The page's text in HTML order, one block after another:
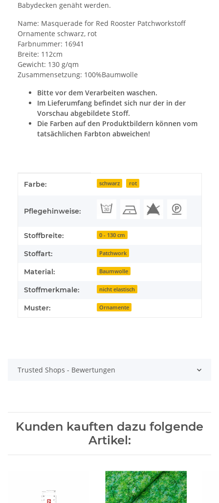
Babydecken genäht werden.
Name: Masquerade for Red Rooster Patchworkstoff
Ornamente schwarz, rot
Farbnummer: 16941
Breite: 112cm
Gewicht: 130 g/qm
Zusammensetzung: 100%Baumwolle
Bitte vor dem Verarbeiten waschen.
Im Lieferumfang befindet sich nur der in der
Vorschau abgebildete Stoff.
Die Farben auf den Produktbildern können vom
tatsächlichen Farbton abweichen!
Produkteigenschaft
Wert
Farbe: schwarz rot
Pflegehinweise:
Stoffbreite: 0 - 130 cm
Stoffart: Patchwork
Material: Baumwolle
Stoffmerkmale: nicht elastisch
Muster: Ornamente
Trusted Shops - Bewertungen
Kunden kauften dazu folgende
Artikel: